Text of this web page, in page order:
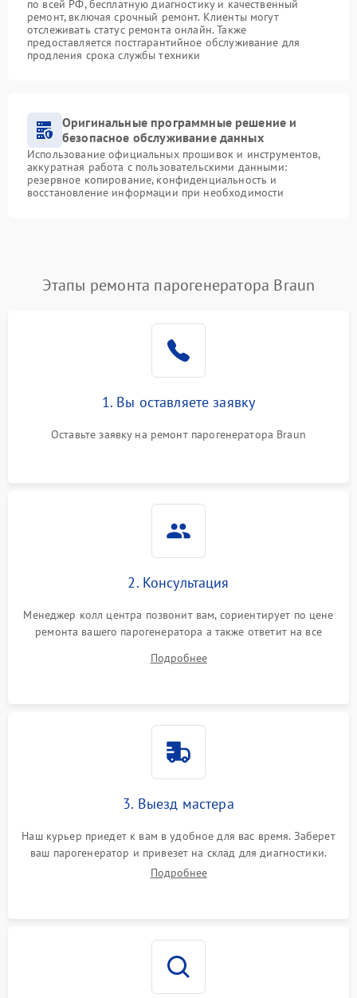
по всей РФ, бесплатную диагностику и качественный
ремонт, включая срочный ремонт. Клиенты могут
отслеживать статус ремонта онлайн. Также
предоставляется постгарантийное обслуживание для
продления срока службы техники
Оригинальные программные решение и
безопасное обслуживание данных
Использование официальных прошивок и инструментов,
аккуратная работа с пользовательскими данными:
резервное копирование, конфиденциальность и
восстановление информации при необходимости
Этапы ремонта парогенератора Braun
1. Вы оставляете заявку
Оставьте заявку на ремонт парогенератора Braun
2. Консультация
Менеджер колл центра позвонит вам, сориентирует по цене
ремонта вашего парогенератора а также ответит на все
Подробнее
3. Выезд мастера
Наш курьер приедет к вам в удобное для вас время. Заберет
ваш парогенератор и привезет на склад для диагностики.
Подробнее